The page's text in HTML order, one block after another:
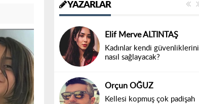
YAZARLAR
Elif Merve ALTINTAŞ
Kadınlar kendi güvenliklerini
nasıl sağlayacak?
Orçun OĞUZ
Kellesi kopmuş çok padişah